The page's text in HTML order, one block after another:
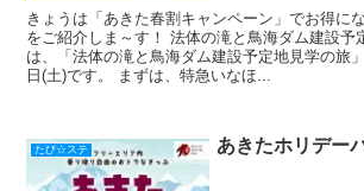
きょうは「あきた春割キャンペーン」でお得に
をご紹介しま～す！ 法体の滝と鳥海ダム建設予
は、「法体の滝と鳥海ダム建設予定地見学の旅
日(土)です。 まずは、特急いなほ...
たび☆ステ あきたホリデー